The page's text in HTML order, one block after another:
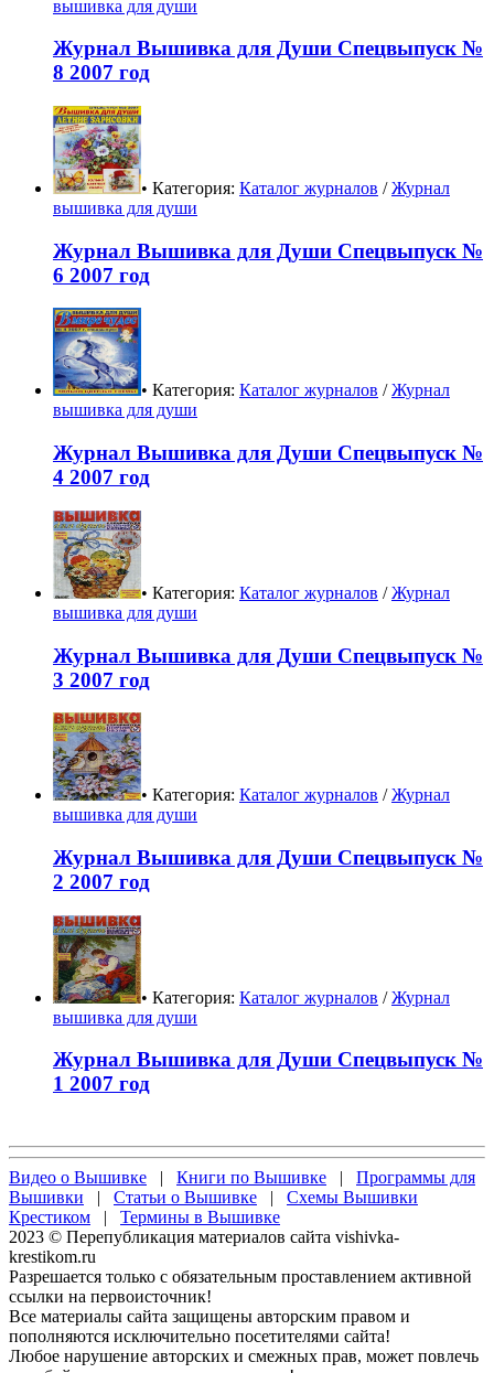
вышивка для души
Журнал Вышивка для Души Спецвыпуск №
8 2007 год
• Категория: Каталог журналов /Журнал
вышивка для души
Журнал Вышивка для Души Спецвыпуск №
6 2007 год
• Категория: Каталог журналов /Журнал
вышивка для души
Журнал Вышивка для Души Спецвыпуск №
4 2007 год
• Категория: Каталог журналов /Журнал
вышивка для души
Журнал Вышивка для Души Спецвыпуск №
3 2007 год
• Категория: Каталог журналов /Журнал
вышивка для души
Журнал Вышивка для Души Спецвыпуск №
2 2007 год
• Категория: Каталог журналов /Журнал
вышивка для души
Журнал Вышивка для Души Спецвыпуск №
1 2007 год
Видео о Вышивке | Книги по Вышивке | Программы для
Вышивки | Статьи о Вышивке | Схемы Вышивки
Крестиком | Термины в Вышивке
2023 © Перепубликация материалов сайта vishivka-
krestikom.ru
Разрешается только с обязательным проставлением активной
ссылки на первоисточник!
Все материалы сайта защищены авторским правом и
пополняются исключительно посетителями сайта!
Любое нарушение авторских и смежных прав, может повлечь